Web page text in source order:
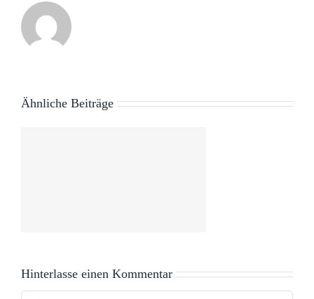
Ähnliche Beiträge
Hinterlasse einen Kommentar